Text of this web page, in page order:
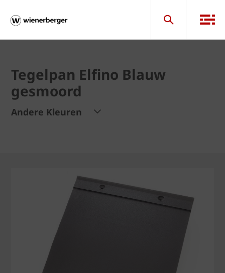
Tegelpan Elfino Blauw
gesmoord
Andere Kleuren